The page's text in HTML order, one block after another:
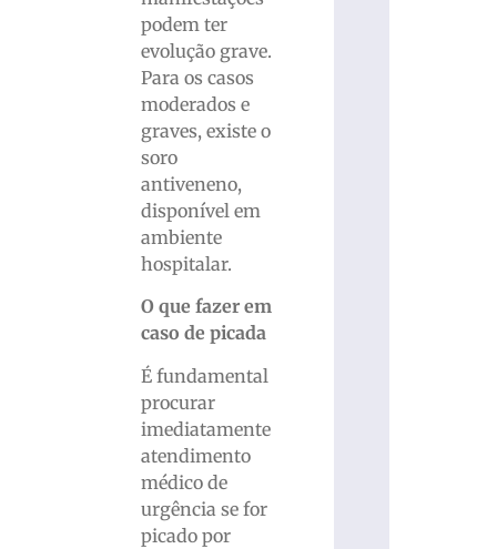
podem ter
evolução grave.
Para os casos
moderados e
graves, existe o
soro
antiveneno,
disponível em
ambiente
hospitalar.
O que fazer em
caso de picada
É fundamental
procurar
imediatamente
atendimento
médico de
urgência se for
picado por